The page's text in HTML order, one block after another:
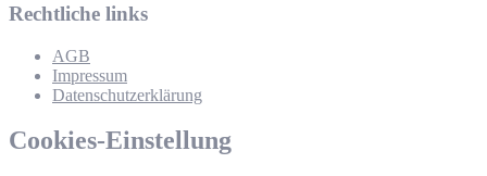
Rechtliche links
AGB
Impressum
Datenschutzerklärung
Cookies-Einstellung